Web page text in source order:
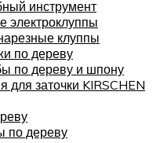
инструмент
электроклуппы
клуппы
по дереву
по дереву и шпону
для заточки KIRSCHEN
по дереву